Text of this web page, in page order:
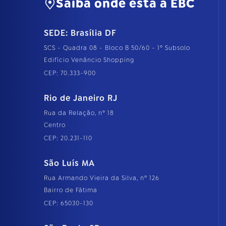
Saiba onde está a EBC
SEDE: Brasília DF
SCS - Quadra 08 - Bloco B 50/60 - 1º Subsolo
Edifício Venâncio Shopping
CEP: 70.333-900
Rio de Janeiro RJ
Rua da Relação, nº 18
Centro
CEP: 20.231-110
São Luís MA
Rua Armando Vieira da Silva, nº 126
Bairro de Fátima
CEP: 65030-130